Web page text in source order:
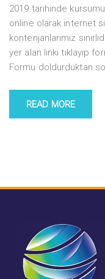
2019 tarihinde
online olarak internet
kontenjanlarımız
yer alan linki tıklayıp
Formu doldurduktan
READ MORE